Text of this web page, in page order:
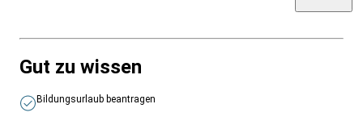
Gut zu wissen
Bildungsurlaub beantragen